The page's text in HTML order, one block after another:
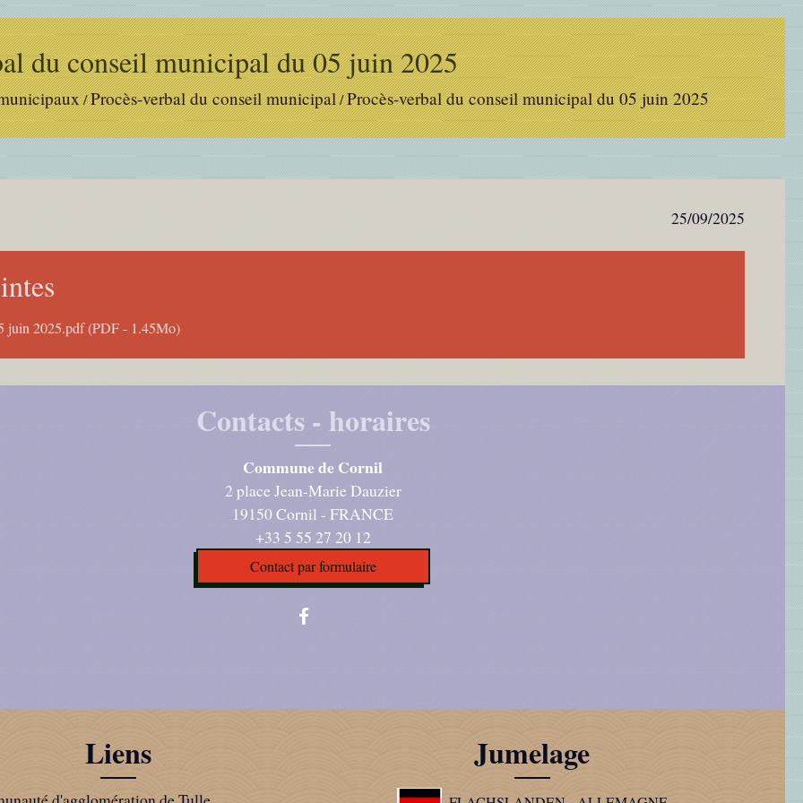
du conseil municipal du 05 juin 2025
/Procès-verbal du conseil municipal/Procès-verbal du conseil municipal du 05 juin 2025
25/09/2025
juin 2025.pdf (PDF - 1.45Mo)
Contacts - horaires
Commune de Cornil
2 place Jean-Marie Dauzier
19150 Cornil - FRANCE
+33 5 55 27 20 12
Contact par formulaire
Liens Jumelage